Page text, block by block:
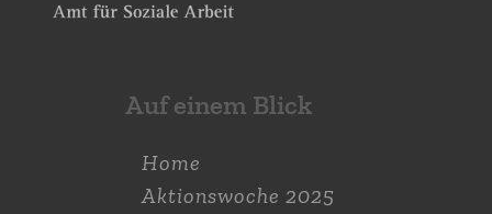
Auf einem Blick
Home
Aktions­woche 2025